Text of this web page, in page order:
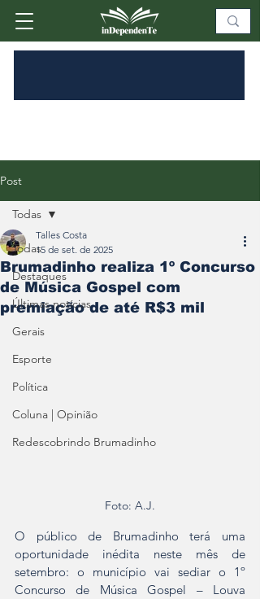
Post
Todas
Destaques
Últimas notícias
Gerais
Esporte
Política
Coluna | Opinião
Redescobrindo Brumadinho
Todas
Brumadinho realiza 1º Concurso
de Música Gospel com
premiação de até R$3 mil
Talles Costa
15 de set. de 2025
Foto: A.J.
O público de Brumadinho terá uma
oportunidade inédita neste mês de
setembro: o município vai sediar o 1º
Concurso de Música Gospel – Louva